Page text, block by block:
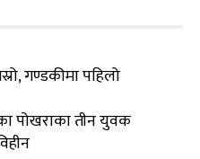
गण्डकीमा पहिलो
पोखराका तीन युवक